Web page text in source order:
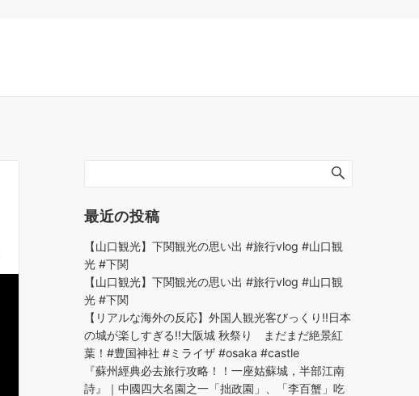
最近の投稿
【山口観光】下関観光の思い出 #旅行vlog #山口観
光 #下関
【山口観光】下関観光の思い出 #旅行vlog #山口観
光 #下関
【リアルな海外の反応】外国人観光客びっくり!!日本
の城が楽しすぎる!!大阪城 秋祭り まだまだ絶景紅
葉！#豊国神社 #ミライザ #osaka #castle
『蘇州經典必去旅行攻略！！一座姑蘇城，半部江南
詩』｜中國四大名園之一「拙政園」、「李百蟹」吃